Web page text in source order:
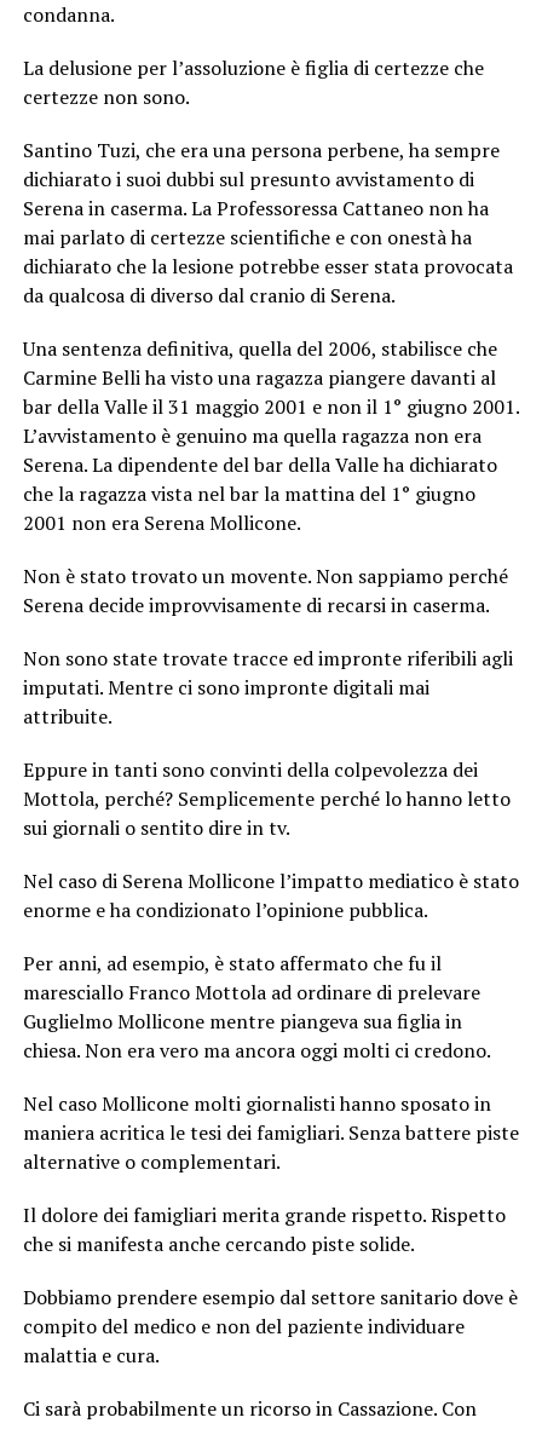
condanna.
La delusione per l’assoluzione è figlia di certezze che
certezze non sono.
Santino Tuzi, che era una persona perbene, ha sempre
dichiarato i suoi dubbi sul presunto avvistamento di
Serena in caserma. La Professoressa Cattaneo non ha
mai parlato di certezze scientifiche e con onestà ha
dichiarato che la lesione potrebbe esser stata provocata
da qualcosa di diverso dal cranio di Serena.
Una sentenza definitiva, quella del 2006, stabilisce che
Carmine Belli ha visto una ragazza piangere davanti al
bar della Valle il 31 maggio 2001 e non il 1° giugno 2001.
L’avvistamento è genuino ma quella ragazza non era
Serena. La dipendente del bar della Valle ha dichiarato
che la ragazza vista nel bar la mattina del 1° giugno
2001 non era Serena Mollicone.
Non è stato trovato un movente. Non sappiamo perché
Serena decide improvvisamente di recarsi in caserma.
Non sono state trovate tracce ed impronte riferibili agli
imputati. Mentre ci sono impronte digitali mai
attribuite.
Eppure in tanti sono convinti della colpevolezza dei
Mottola, perché? Semplicemente perché lo hanno letto
sui giornali o sentito dire in tv.
Nel caso di Serena Mollicone l’impatto mediatico è stato
enorme e ha condizionato l’opinione pubblica.
Per anni, ad esempio, è stato affermato che fu il
maresciallo Franco Mottola ad ordinare di prelevare
Guglielmo Mollicone mentre piangeva sua figlia in
chiesa. Non era vero ma ancora oggi molti ci credono.
Nel caso Mollicone molti giornalisti hanno sposato in
maniera acritica le tesi dei famigliari. Senza battere piste
alternative o complementari.
Il dolore dei famigliari merita grande rispetto. Rispetto
che si manifesta anche cercando piste solide.
Dobbiamo prendere esempio dal settore sanitario dove è
compito del medico e non del paziente individuare
malattia e cura.
Ci sarà probabilmente un ricorso in Cassazione. Con